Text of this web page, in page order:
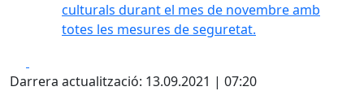
culturals durant el mes de novembre amb
totes les mesures de seguretat.
Darrera actualització: 13.09.2021 | 07:20